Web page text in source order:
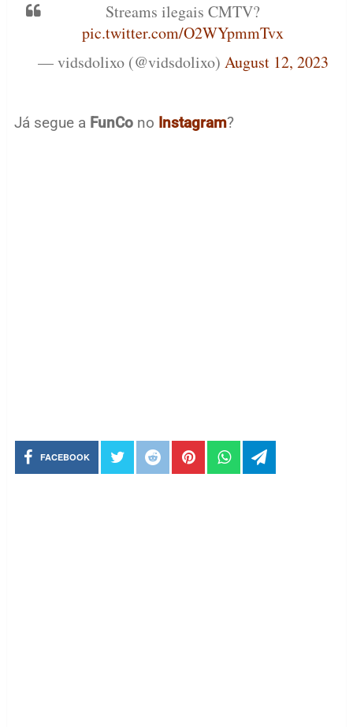
Streams ilegais CMTV?
pic.twitter.com/O2WYpmmTvx
— vidsdolixo (@vidsdolixo) August 12, 2023
Já segue a FunCono Instagram?
FACEBOOK